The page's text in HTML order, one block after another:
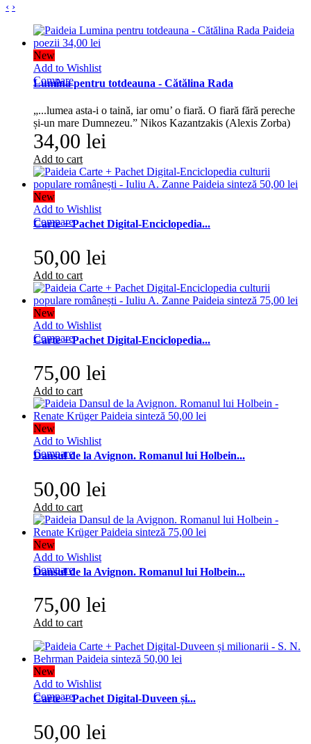
‹ ›
New
Add to Wishlist
Compare
Lumina pentru totdeauna - Cătălina Rada
„...lumea asta-i o taină, iar omu’ o fiară. O fiară fără pereche
și-un mare Dumnezeu.” Nikos Kazantzakis (Alexis Zorba)
34,00 lei
Add to cart
New
Add to Wishlist
Compare
Carte + Pachet Digital-Enciclopedia...
50,00 lei
Add to cart
New
Add to Wishlist
Compare
Carte + Pachet Digital-Enciclopedia...
75,00 lei
Add to cart
New
Add to Wishlist
Compare
Dansul de la Avignon. Romanul lui Holbein...
50,00 lei
Add to cart
New
Add to Wishlist
Compare
Dansul de la Avignon. Romanul lui Holbein...
75,00 lei
Add to cart
New
Add to Wishlist
Compare
Carte + Pachet Digital-Duveen și...
50,00 lei